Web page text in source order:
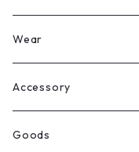
Legit Eyewear
Select
ボストン
ウェリントン
スクエア
Wear
All
Tee
Accessory
Ring
Goods